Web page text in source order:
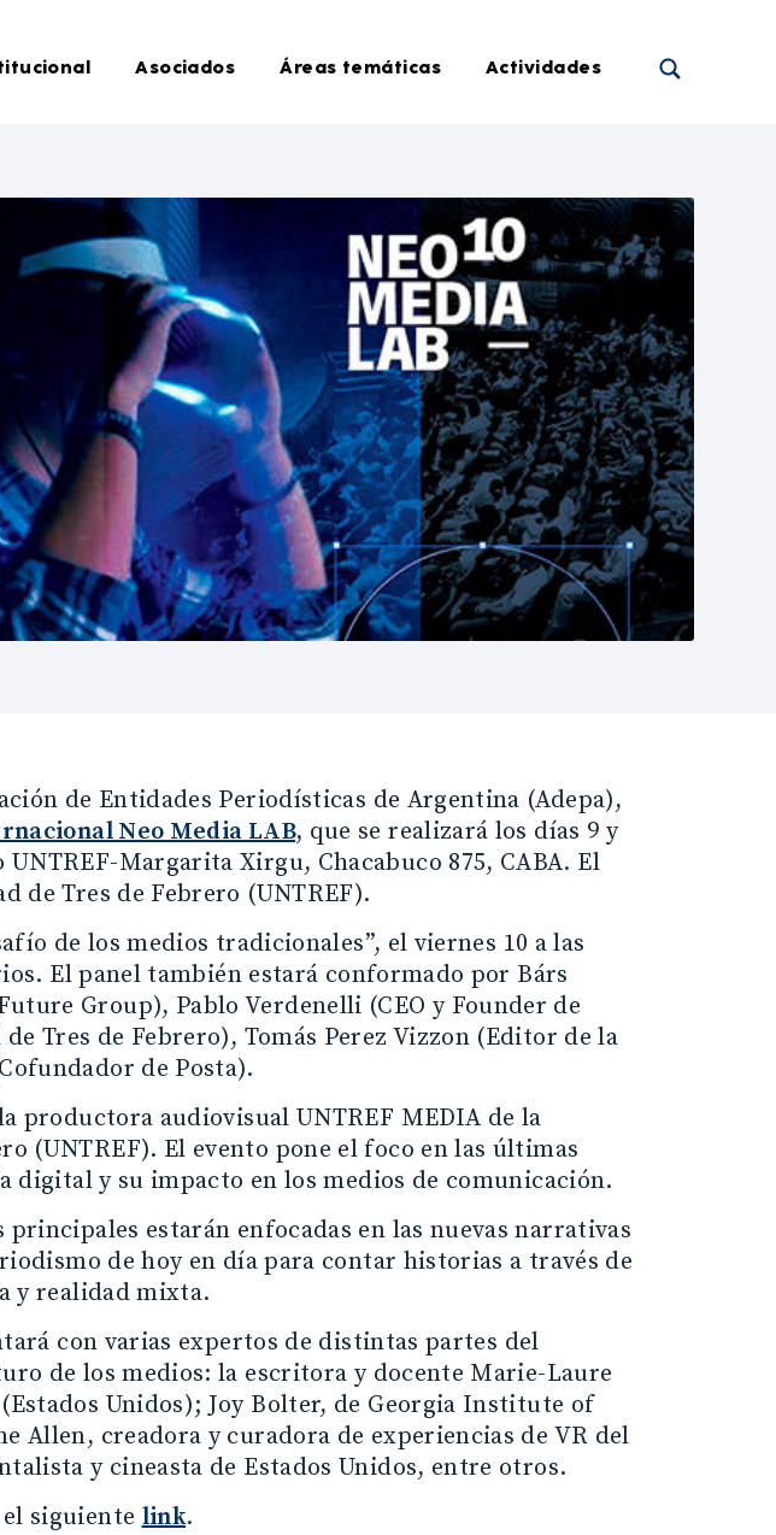
Asociados Áreas temáticas Actividades
de Entidades Periodísticas de Argentina (Adepa),
Neo Media LAB, que se realizará los días 9 y
UNTREF-Margarita Xirgu, Chacabuco 875, CABA. El
de Tres de Febrero (UNTREF).
de los medios tradicionales”, el viernes 10 a las
El panel también estará conformado por Bárs
Group), Pablo Verdenelli (CEO y Founder de
Tres de Febrero), Tomás Perez Vizzon (Editor de la
de Posta).
productora audiovisual UNTREF MEDIA de la
(UNTREF). El evento pone el foco en las últimas
digital y su impacto en los medios de comunicación.
estarán enfocadas en las nuevas narrativas
de hoy en día para contar historias a través de
y realidad mixta.
con varias expertos de distintas partes del
de los medios: la escritora y docente Marie-Laure
Unidos); Joy Bolter, de Georgia Institute of
Allen, creadora y curadora de experiencias de VR del
y cineasta de Estados Unidos, entre otros.
el siguientelink.